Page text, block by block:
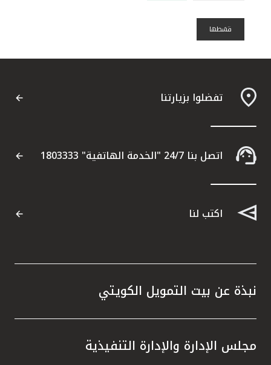
قسًطها
تفضلوا بزيارتنا
اتصل بنا 24/7 "الخدمة الهاتفية" 1803333
اكتب لنا
نبذة عن بيت التمويل الكويتي
مجلس الإدارة والإدارة التنفيذية